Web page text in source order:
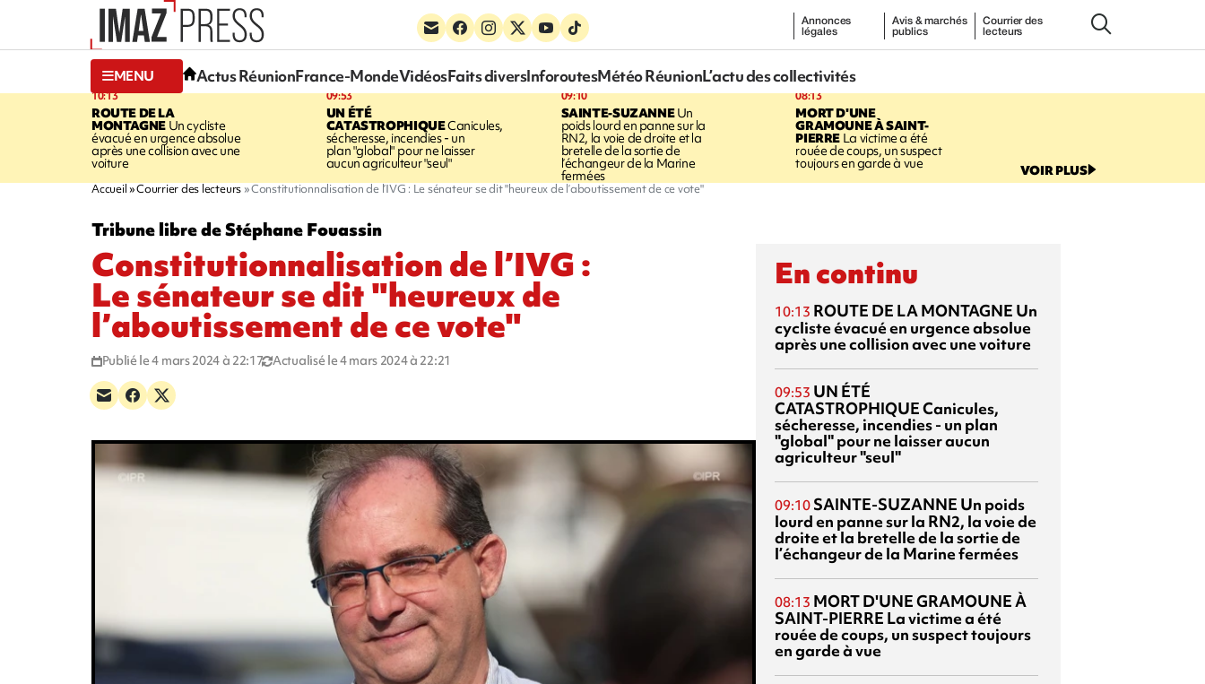
Annonces
légales
Avis & marchés
publics
Courrier des
lecteurs
MENU Actus RéunionFrance-MondeVidéosFaits diversInforoutesMétéo RéunionL’actu des collectivités
10:13
ROUTE DE LA
MONTAGNEUn cycliste
évacué en urgence absolue
après une collision avec une
voiture
09:53
UN ÉTÉ
CATASTROPHIQUECanicules,
sécheresse, incendies - un
plan "global" pour ne laisser
aucun agriculteur "seul"
09:10
SAINTE-SUZANNEUn
poids lourd en panne sur la
RN2, la voie de droite et la
bretelle de la sortie de
l’échangeur de la Marine
fermées
08:13
MORT D'UNE
GRAMOUNE À SAINT-
PIERRE La victime a été
rouée de coups, un suspect
toujours en garde à vue VOIR PLUS
Accueil Courrier des lecteurs Constitutionnalisation de l’IVG : Le sénateur se dit "heureux de l’aboutissement de ce vote"
Tribune libre de Stéphane Fouassin
Constitutionnalisation de l’IVG :
Le sénateur se dit "heureux de
l’aboutissement de ce vote"
Publié le 4 mars 2024 à 22:17 Actualisé le 4 mars 2024 à 22:21
En continu
10:13 ROUTE DE LA MONTAGNE Un
cycliste évacué en urgence absolue
après une collision avec une voiture
09:53 UN ÉTÉ
CATASTROPHIQUECanicules,
sécheresse, incendies - un plan
"global" pour ne laisser aucun
agriculteur "seul"
09:10 SAINTE-SUZANNE Un poids
lourd en panne sur la RN2, la voie de
droite et la bretelle de la sortie de
l’échangeur de la Marine fermées
08:13 MORT D'UNE GRAMOUNE À
SAINT-PIERRE La victime a été
rouée de coups, un suspect toujours
en garde à vue